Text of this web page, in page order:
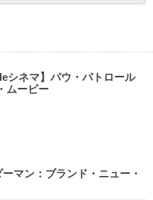
シネマ】パウ・パトロール
ムービー
マン：ブランド・ニュー・